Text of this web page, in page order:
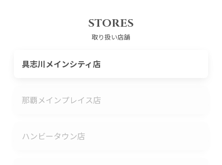
STORES
取り扱い店舗
具志川メインシティ店
那覇メインプレイス店
ハンビータウン店